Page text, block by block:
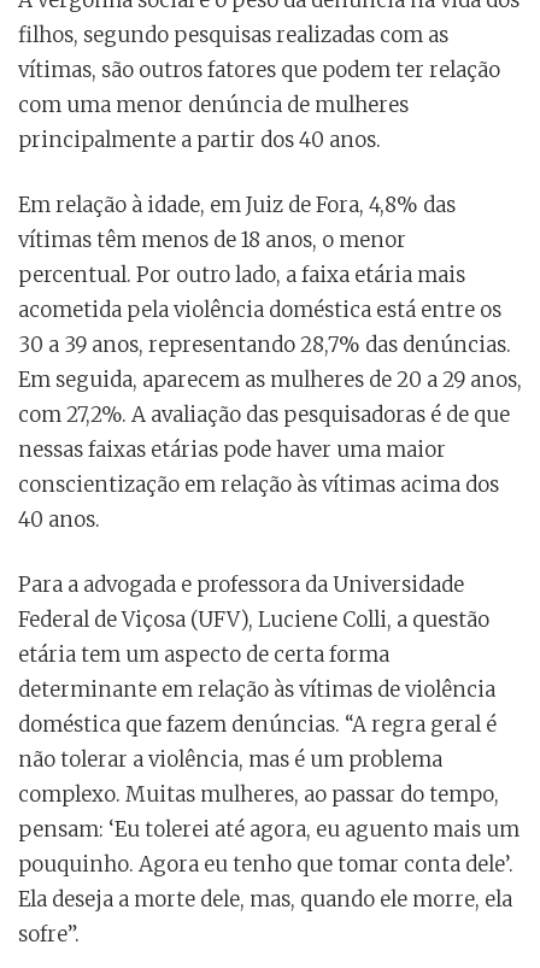
filhos, segundo pesquisas realizadas com as
vítimas, são outros fatores que podem ter relação
com uma menor denúncia de mulheres
principalmente a partir dos 40 anos.
Em relação à idade, em Juiz de Fora, 4,8% das
vítimas têm menos de 18 anos, o menor
percentual. Por outro lado, a faixa etária mais
acometida pela violência doméstica está entre os
30 a 39 anos, representando 28,7% das denúncias.
Em seguida, aparecem as mulheres de 20 a 29 anos,
com 27,2%. A avaliação das pesquisadoras é de que
nessas faixas etárias pode haver uma maior
conscientização em relação às vítimas acima dos
40 anos.
Para a advogada e professora da Universidade
Federal de Viçosa (UFV), Luciene Colli, a questão
etária tem um aspecto de certa forma
determinante em relação às vítimas de violência
doméstica que fazem denúncias. “A regra geral é
não tolerar a violência, mas é um problema
complexo. Muitas mulheres, ao passar do tempo,
pensam: ‘Eu tolerei até agora, eu aguento mais um
pouquinho. Agora eu tenho que tomar conta dele’.
Ela deseja a morte dele, mas, quando ele morre, ela
sofre”.